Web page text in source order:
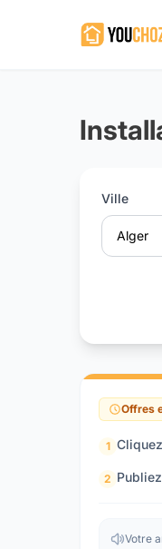
Ville
Alger
Offres
1
2
Votre